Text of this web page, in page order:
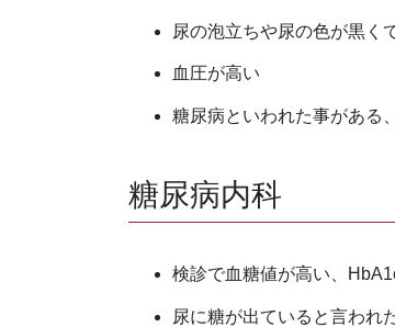
尿の泡立ちや尿の色が黒く
血圧が高い
糖尿病といわれた事がある
糖尿病内科
検診で血糖値が高い、
尿に糖が出ていると言われ